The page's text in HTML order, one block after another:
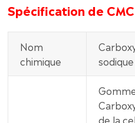
Spécification de
Nom
chimique
sodique
de la